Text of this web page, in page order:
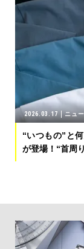
2026.03.17 ニュ
“いつもの”と
が登場！“首周